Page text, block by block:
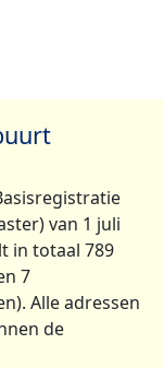
van 1 juli
in totaal 789
7
Alle adressen
de